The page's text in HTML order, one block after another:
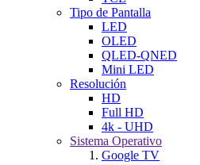
Tipo de Pantalla
LED
OLED
QLED-QNED
Mini LED
Resolución
HD
Full HD
4k - UHD
Sistema Operativo
Google TV